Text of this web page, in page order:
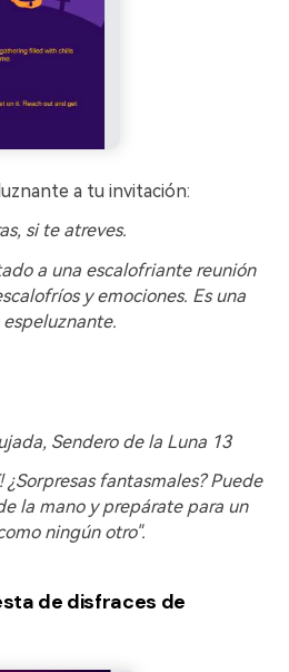
a tu invitación:
si te atreves.
a una escalofriante reunión
y emociones. Es una
Sendero de la Luna 13
¿Sorpresas fantasmales? Puede
la mano y prepárate para un
ningún otro".
de disfraces de